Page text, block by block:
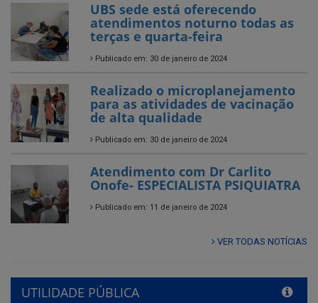
UBS sede está oferecendo
atendimentos noturno todas as
terças e quarta-feira
Publicado em: 30 de janeiro de 2024
Realizado o microplanejamento
para as atividades de vacinação
de alta qualidade
Publicado em: 30 de janeiro de 2024
Atendimento com Dr Carlito
Onofe- ESPECIALISTA PSIQUIATRA
Publicado em: 11 de janeiro de 2024
VER TODAS NOTÍCIAS
UTILIDADE PÚBLICA